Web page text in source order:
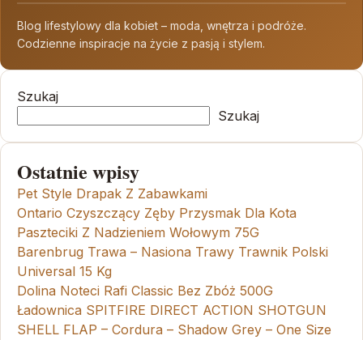
Blog lifestylowy dla kobiet – moda, wnętrza i podróże.
Codzienne inspiracje na życie z pasją i stylem.
Szukaj
Szukaj
Ostatnie wpisy
Pet Style Drapak Z Zabawkami
Ontario Czyszczący Zęby Przysmak Dla Kota
Paszteciki Z Nadzieniem Wołowym 75G
Barenbrug Trawa – Nasiona Trawy Trawnik Polski
Universal 15 Kg
Dolina Noteci Rafi Classic Bez Zbóż 500G
Ładownica SPITFIRE DIRECT ACTION SHOTGUN
SHELL FLAP – Cordura – Shadow Grey – One Size